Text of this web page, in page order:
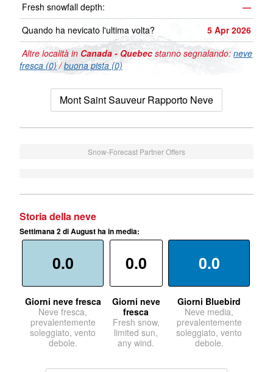
Fresh snowfall depth:
—
Quando ha nevicato l'ultima volta?
5 Apr 2026
Altre località in Canada - Quebec stanno segnalando: neve
fresca (0)/buona pista (0)
Mont Saint Sauveur Rapporto Neve
Snow-Forecast Partner Offers
Storia della neve
Settimana 2 di August ha in media:
0.0
Giorni neve fresca
Neve fresca,
prevalentemente
soleggiato, vento
debole.
0.0
Giorni neve
fresca
Fresh snow,
limited sun,
any wind.
0.0
Giorni Bluebird
Neve media,
prevalentemente
soleggiato, vento
debole.